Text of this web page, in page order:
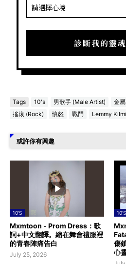
診斷我的靈
Tags 10's 男歌手 (Male Artist) 金
搖滾 (Rock)
憤怒 戰鬥 Lemmy
或許你有興趣
10'S
Mxmtoon - Prom Dress：歌
詞+中文翻譯。縮在舞會禮服裡
的青春陣痛告白
July 25, 2026
10'S
傷
心